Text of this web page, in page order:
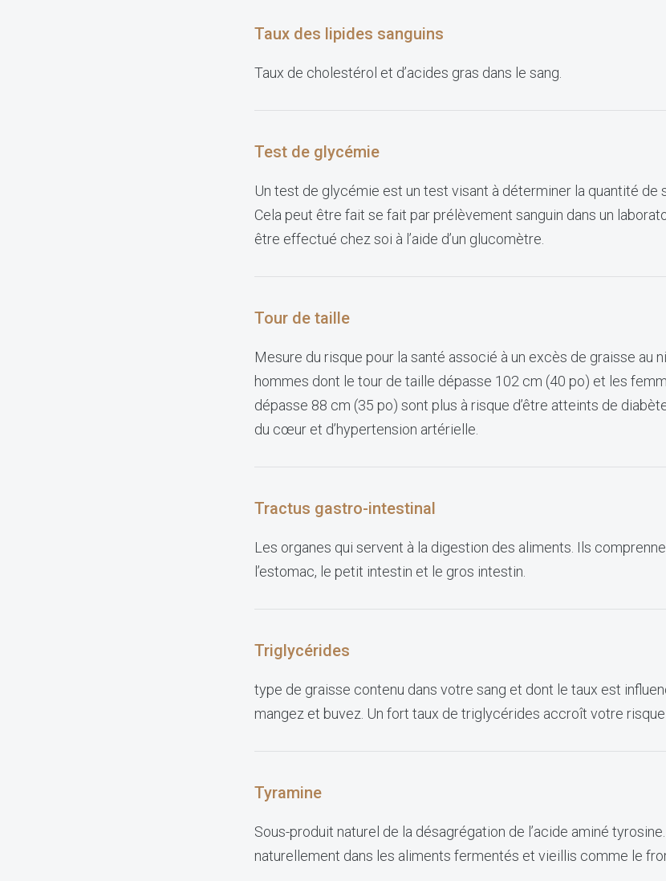
Taux des lipides sanguins
Taux de cholestérol et d’acides gras dans le sang.
Test de glycémie
Un test de glycémie est un test visant à déterminer la quantité de
Cela peut être fait se fait par prélèvement sanguin dans un
être effectué chez soi à l’aide d’un glucomètre.
Tour de taille
Mesure du risque pour la santé associé à un excès de graisse au
hommes dont le tour de taille dépasse 102 cm (40 po) et les
dépasse 88 cm (35 po) sont plus à risque d’être atteints de
du cœur et d’hypertension artérielle.
Tractus gastro-intestinal
Les organes qui servent à la digestion des aliments. Ils
l’estomac, le petit intestin et le gros intestin.
Triglycérides
type de graisse contenu dans votre sang et dont le taux est
mangez et buvez. Un fort taux de triglycérides accroît votre
Tyramine
Sous-produit naturel de la désagrégation de l’acide aminé
naturellement dans les aliments fermentés et vieillis comme le